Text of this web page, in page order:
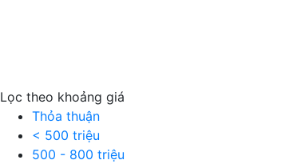
Lọc theo khoảng giá
Thỏa thuận
< 500 triệu
500 - 800 triệu